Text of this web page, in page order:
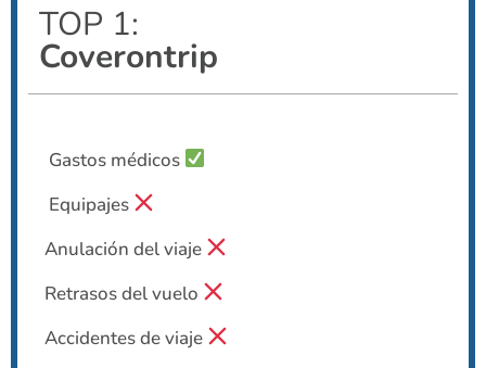
TOP 1:
Coverontrip
Gastos médicos
Equipajes
Anulación del viaje
Retrasos del vuelo
Accidentes de viaje